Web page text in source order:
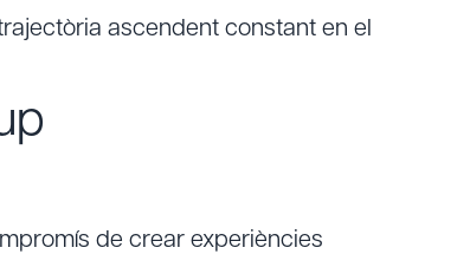
ascendent constant en el
de crear experiències